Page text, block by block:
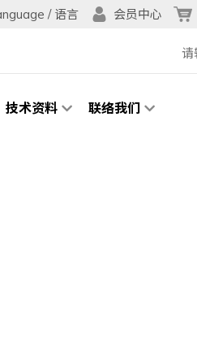
/ 语言 会员中心
技术资料 联络我们